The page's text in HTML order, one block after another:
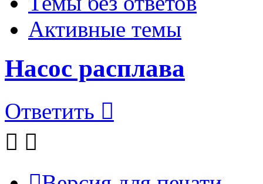
Активные темы
Насос расплава
Ответить